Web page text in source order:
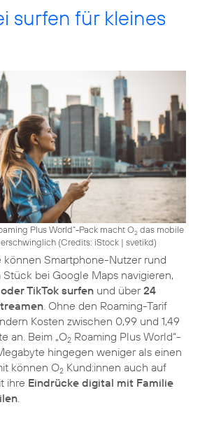
surfen für kleines
Plus World“-Pack macht O2 das mobile
(Credits: iStock | svetikd)
können Smartphone-Nutzer rund
bei Google Maps navigieren,
TikTok surfen und über24
. Ohne den Roaming-Tarif
Kosten zwischen 0,99 und 1,49
an. Beim „O2 Roaming Plus World“-
hingegen weniger als einen
können O2 Kund:innen auch auf
ihre Eindrücke digital mit Familie
.